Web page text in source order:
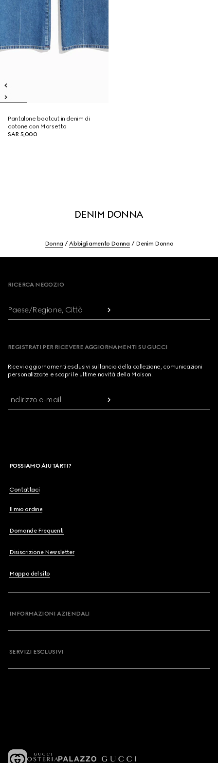
Pantalone bootcut in denim di
cotone con Morsetto
SAR 5,000
DENIM DONNA
Donna Abbigliamento Donna Denim Donna
RICERCA NEGOZIO
Paese/Regione, Città
REGISTRATI PER RICEVERE AGGIORNAMENTI SU GUCCI
Ricevi aggiornamenti esclusivi sul lancio della collezione, comunicazioni
personalizzate e scopri le ultime novità della Maison.
Indirizzo e-mail
POSSIAMO AIUTARTI?
Contattaci
Il mio ordine
Domande Frequenti
Disiscrizione Newsletter
Mappa del sito
INFORMAZIONI AZIENDALI
SERVIZI ESCLUSIVI